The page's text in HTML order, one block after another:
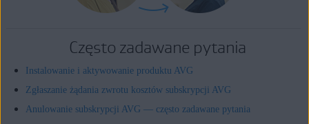
Często zadawane pytania
Instalowanie i aktywowanie produktu AVG
Zgłaszanie żądania zwrotu kosztów subskrypcji AVG
Anulowanie subskrypcji AVG — często zadawane pytania